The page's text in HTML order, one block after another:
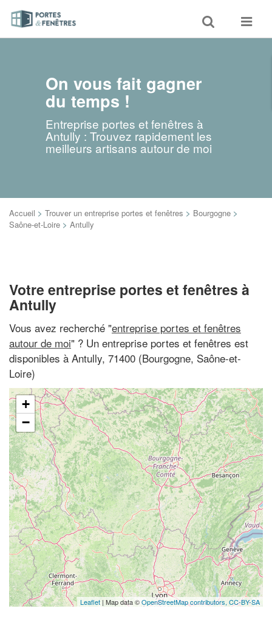
Toggle
search
Toggle
On vous fait gagner
du temps !
Entreprise portes et fenêtres à
Antully : Trouvez rapidement les
meilleurs artisans autour de moi
Accueil > Trouver un entreprise portes et fenêtres > Bourgogne >
Saône-et-Loire > Antully
Votre entreprise portes et fenêtres à
Antully
Vous avez recherché "entreprise portes et fenêtres
autour de moi" ? Un entreprise portes et fenêtres est
disponibles à Antully, 71400 (Bourgogne, Saône-et-
Loire)
+
−
Leaflet | Map data ©OpenStreetMap contributors, CC-BY-SA